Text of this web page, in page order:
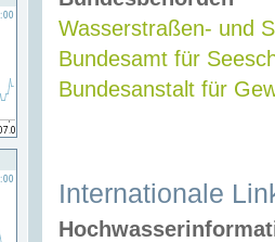
Wasserstraßen- und
Bundesamt für
Bundesanstalt für
Internationale